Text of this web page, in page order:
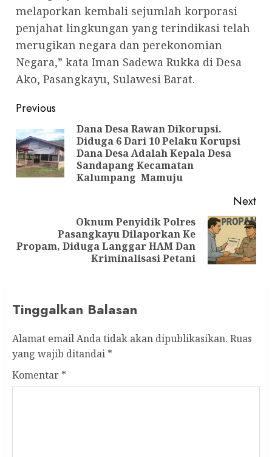
melaporkan kembali sejumlah korporasi
penjahat lingkungan yang terindikasi telah
merugikan negara dan perekonomian
Negara,” kata Iman Sadewa Rukka di Desa
Ako, Pasangkayu, Sulawesi Barat.
Post
navigation
Previous
Dana Desa Rawan Dikorupsi.
Diduga 6 Dari 10 Pelaku Korupsi
Dana Desa Adalah Kepala Desa
Sandapang Kecamatan
Kalumpang Mamuju
Next
post:
Oknum Penyidik Polres
Pasangkayu Dilaporkan Ke
Propam, Diduga Langgar HAM Dan
Kriminalisasi Petani
Tinggalkan Balasan
Alamat email Anda tidak akan dipublikasikan. Ruas
yang wajib ditandai *
Komentar *